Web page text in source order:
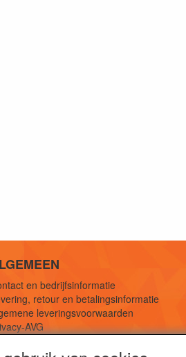
en bedrijfsinformatie
retour en betalingsinformatie
leveringsvoorwaarden
AVG